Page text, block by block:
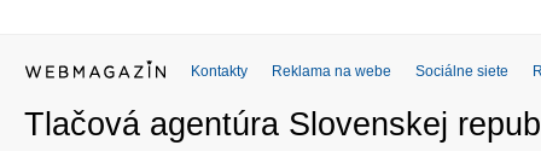
Kontakty Reklama na webe Sociálne siete
Tlačová agentúra Slovenskej